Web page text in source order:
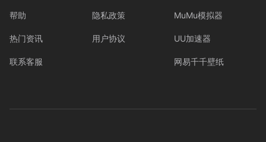
帮助
热门资讯
联系客服
隐私政策
用户协议
MuMu模拟器
UU加速器
网易千千壁纸